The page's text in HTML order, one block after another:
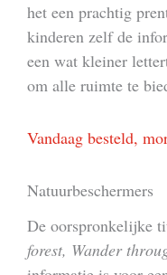
het een prachtig
kinderen zelf de
een wat kleiner
om alle ruimte te
Vandaag besteld,
Natuurbeschermers
De oorspronkelijke
forest, Wander